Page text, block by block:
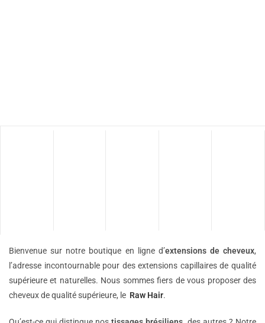
Bienvenue sur notre boutique en ligne d’extensions decheveux,
l’adresse incontournable pour des extensions capillaires de qualité
supérieure et naturelles. Nous sommes fiers de vous proposer des
cheveux de qualité supérieure, le Raw Hair.